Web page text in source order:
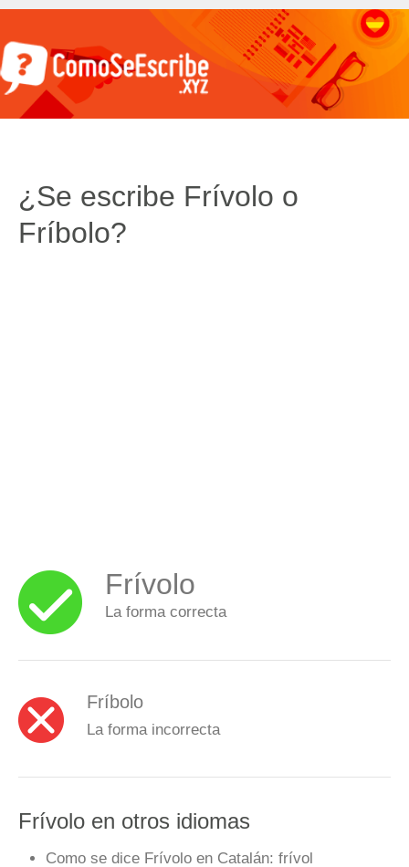
¿Se escribe Frívolo o
Fríbolo?
Frívolo
La forma correcta
Fríbolo
La forma incorrecta
Frívolo en otros idiomas
Como se dice Frívolo en Catalán: frívol